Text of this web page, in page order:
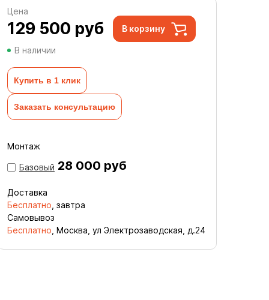
Цена
129 500 руб В корзину
В наличии
Купить в 1 клик
Заказать консультацию
Монтаж
Базовый 28 000 руб
Доставка
Бесплатно , завтра
Самовывоз
Бесплатно , Москва, ул Электрозаводская, д.24